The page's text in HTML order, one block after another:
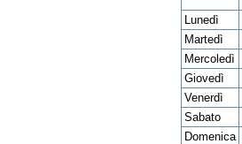
Lunedì
Martedì
Mercoledì
Giovedì
Venerdì
Sabato
Domenica